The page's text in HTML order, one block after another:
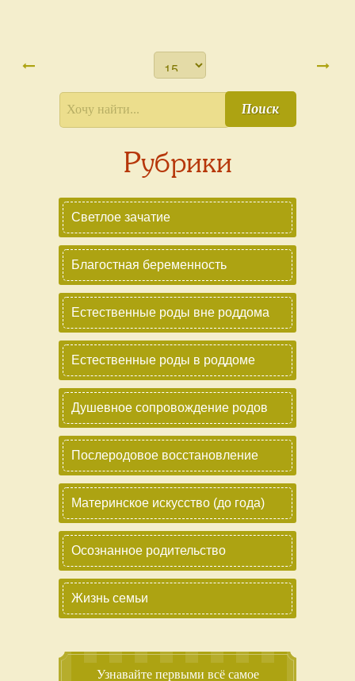
Поиск
Рубрики
Светлое зачатие
Благостная беременность
Естественные роды вне роддома
Естественные роды в роддоме
Душевное сопровождение родов
Послеродовое восстановление
Материнское искусство (до года)
Осознанное родительство
Жизнь семьи
Узнавайте первыми всё самое